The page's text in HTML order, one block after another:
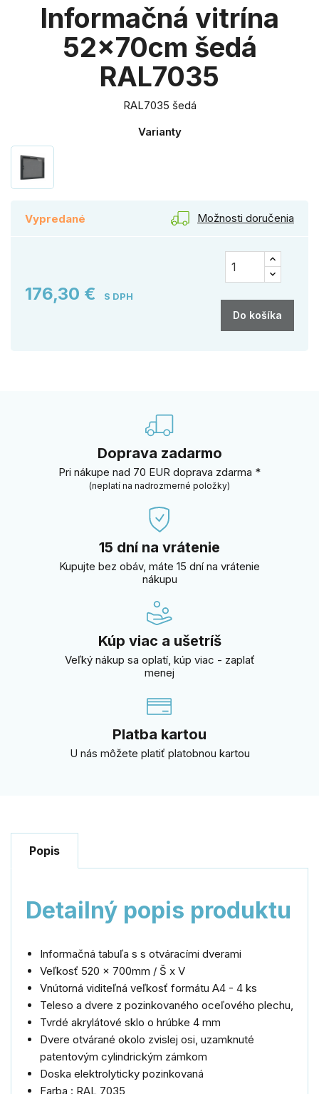
Informačná vitrína
52x70cm šedá
RAL7035
RAL7035 šedá
Varianty
Vypredané Možnosti doručenia
176,30 € S DPH
Do košíka
Doprava zadarmo
Pri nákupe nad 70 EUR doprava zdarma *
(neplatí na nadrozmerné položky)
15 dní na vrátenie
Kupujte bez obáv, máte 15 dní na vrátenie
nákupu
Kúp viac a ušetríš
Veľký nákup sa oplatí, kúp viac - zaplať
menej
Platba kartou
U nás môžete platiť platobnou kartou
Popis
Detailný popis produktu
Informačná tabuľa s s otváracími dverami
Veľkosť 520 x 700mm / Š x V
Vnútorná viditeľná veľkosť formátu A4 - 4 ks
Teleso a dvere z pozinkovaného oceľového plechu,
Tvrdé akrylátové sklo o hrúbke 4 mm
Dvere otvárané okolo zvislej osi, uzamknuté
patentovým cylindrickým zámkom
Doska elektrolyticky pozinkovaná
Farba : RAL 7035